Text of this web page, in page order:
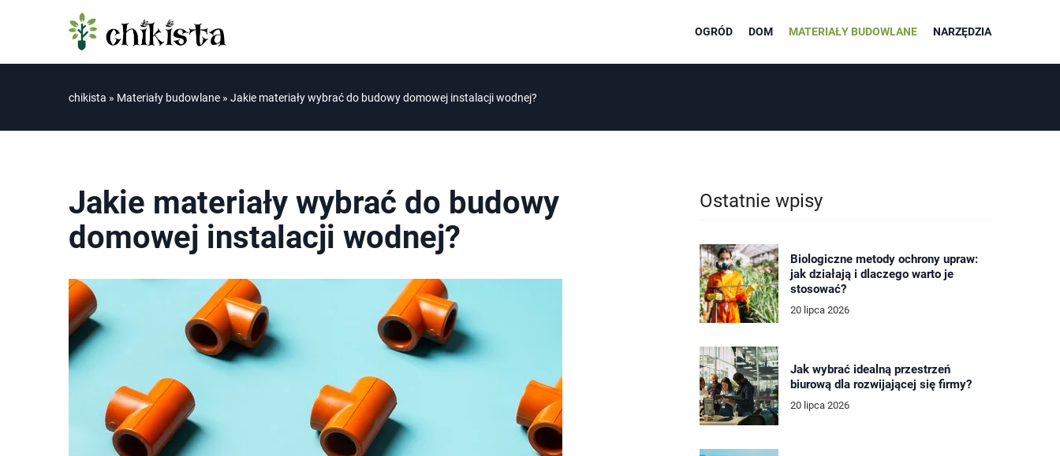
OGRÓD DOM MATERIAŁY BUDOWLANE NARZĘDZIA
chikista » Materiały budowlane » Jakie materiały wybrać do budowy domowej instalacji wodnej?
Jakie materiały wybrać do budowy
domowej instalacji wodnej?
Ostatnie wpisy
Biologiczne metody ochrony upraw:
jak działają i dlaczego warto je
stosować?
20 lipca 2026
Jak wybrać idealną przestrzeń
biurową dla rozwijającej się firmy?
20 lipca 2026